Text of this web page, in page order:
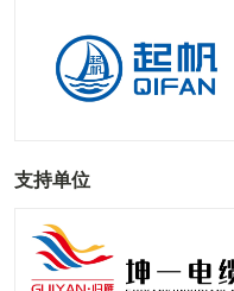
支持单位